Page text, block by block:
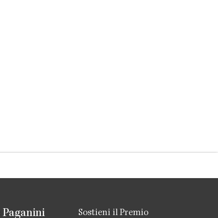
Sostieni il Premio